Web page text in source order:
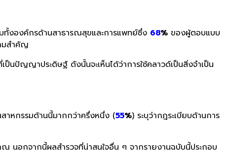
งองค์กรด้านสาธารณสุขและการแพทย์ซึ่ง 68% ของผู้ตอบแบบ
มสำคัญ
เป็นปัญญาประดิษฐ์ ดังนั้นจะเห็นได้ว่าการใช้คลาวด์เป็นสิ่งจำเป็น
าหกรรมด้านนี้มากกว่าครึ่งหนึ่ง (55%) ระบุว่ากฎระเบียบด้านการ
ณ นอกจากนี้ผลสำรวจที่น่าสนใจอื่น ๆ จากรายงานฉบับนี้ประกอบ